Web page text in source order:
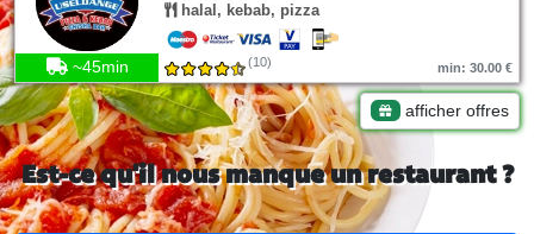
halal, kebab, pizza
~45min (10) min: 30.00 €
afficher offres
Est-ce qu'il nous manque un restaurant ?